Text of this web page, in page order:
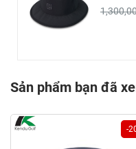
Sản phẩm bạn đã
-